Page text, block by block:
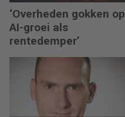
‘Overheden gokken op
AI-groei als
rentedemper’